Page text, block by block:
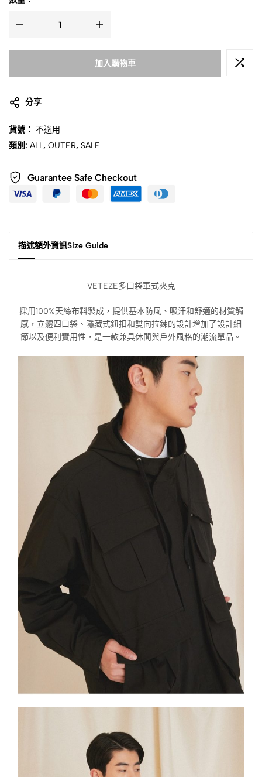
加入購物車
分享
貨號： 不適用
類別: ALL, OUTER, SALE
Guarantee Safe Checkout
描述額外資訊Size Guide
VETEZE多口袋軍式夾克
採用100%天絲布料製成，提供基本防風、吸汗和舒適的材質觸
感，立體四口袋、隱藏式鈕扣和雙向拉鍊的設計增加了設計細
節以及便利實用性，是一款兼具休閒與戶外風格的潮流單品。